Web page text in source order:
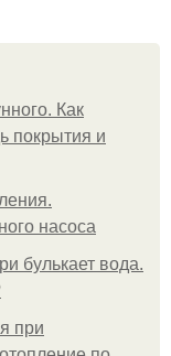
Как
покрытия и
насоса
булькает вода.
при